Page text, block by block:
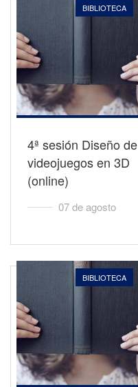
BIBLIOTECA
4ª sesión Diseño de
videojuegos en 3D
(online)
07 de agosto
BIBLIOTECA